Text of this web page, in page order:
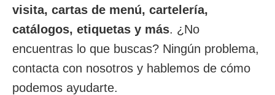
visita, cartas de menú, cartelería,
catálogos, etiquetas y más. ¿No
encuentras lo que buscas? Ningún problema,
contacta con nosotros y hablemos de cómo
podemos ayudarte.